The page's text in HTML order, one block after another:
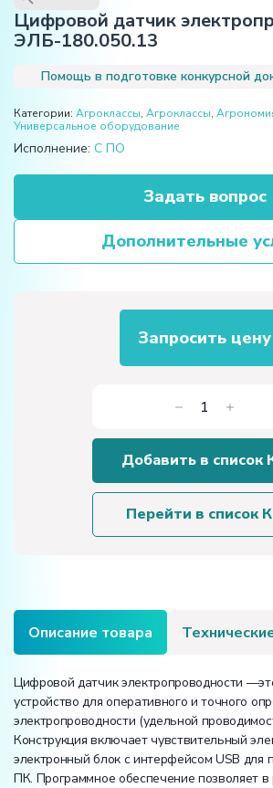
Цифровой датчик
ЭЛБ-180.050.13
Помощь в подготовке конкурсной
Категории: Агроклассы, Агроклассы,
Универсальное оборудование
Исполнение: С ПО
Задать вопрос
Дополнительные
Запросить цену
товара
датчик
Добавить в список
Перейти в список
Описание товара
Цифровой датчик электропроводности
устройство для оперативного и точного
электропроводности (удельной
Конструкция включает чувствительный
электронный блок с интерфейсом USB для
ПК. Программное обеспечение позволяет